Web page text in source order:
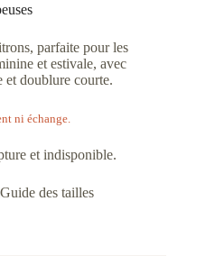
parfaite pour les
et estivale, avec
et doublure courte.
ni échange.
et indisponible.
Guide des tailles